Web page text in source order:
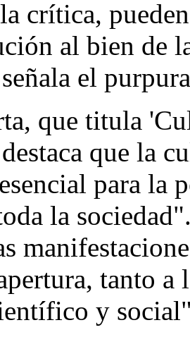
crítica,
al bien de
el
que titula
que la
para la
la
tanto a
y